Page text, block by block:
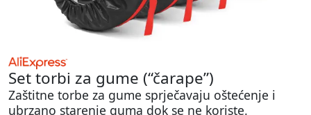
Set torbi za gume (“čarape”)
Zaštitne torbe za gume sprječavaju oštećenje i
ubrzano starenje guma dok se ne koriste.